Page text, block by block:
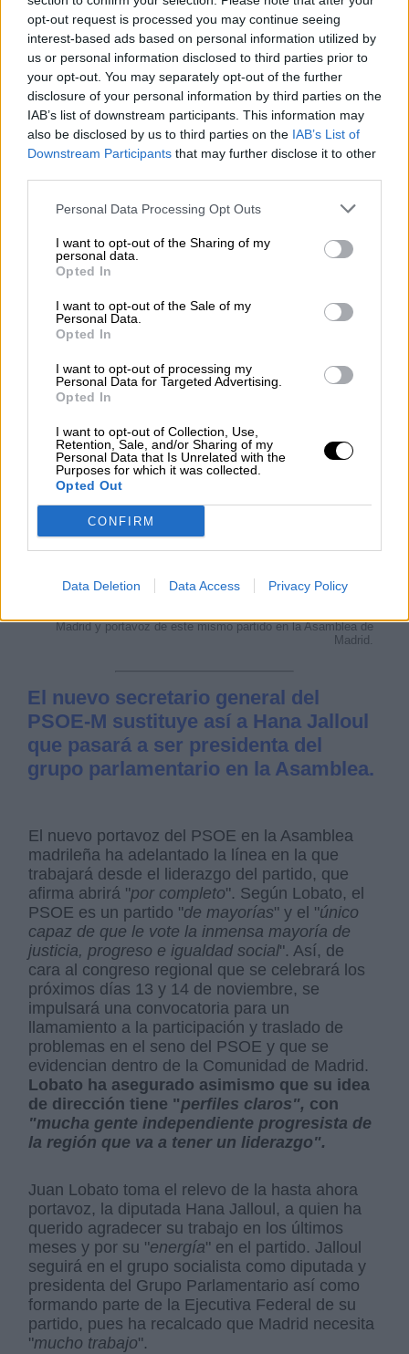
opt-out request is processed you may continue seeing
interest-based ads based on personal information utilized by
us or personal information disclosed to third parties prior to
your opt-out. You may separately opt-out of the further
disclosure of your personal information by third parties on the
IAB’s list of downstream participants. This information may
also be disclosed by us to third parties on the IAB’s List of
Downstream Participants that may further disclose it to other
Personal Data Processing Opt Outs
I want to opt-out of the Sharing of my
personal data.
Opted In
I want to opt-out of the Sale of my
Personal Data.
Opted In
I want to opt-out of processing my
Personal Data for Targeted Advertising.
Opted In
I want to opt-out of Collection, Use,
Retention, Sale, and/or Sharing of my
Personal Data that Is Unrelated with the
Purposes for which it was collected.
Opted Out
CONFIRM
Data Deletion Data Access Privacy Policy
Juan Lobato asume la portavocía del
Grupo Parlamentario del PSOE en
Madrid
Juan Lobato, recién elegido secretario general del
PSOE por la Comunidad de Madrid, asumirá
también el cargo al frente de la Portavocía del
sustitución de Hana Jalloul. Lobato ha mostrado
se encargara de llevar la Portavocía del Grupo y el
liderazgo del PSOE-M, tendencia que aparejará
con una idea de partido "
AUTOR CELIA MARTÍN
Mas artículos del mismo autor/a
Madrid y portavoz de este mismo partido en la Asamblea de
Madrid.
El nuevo secretario general del
PSOE-M sustituye así a Hana Jalloul
que pasará a ser presidenta del
grupo parlamentario en la Asamblea.
El nuevo portavoz del PSOE en la Asamblea
madrileña ha adelantado la línea en la que
trabajará desde el liderazgo del partido, que
afirma abrirá "por completo". Según Lobato, el
PSOE es un partido "de mayorías" y el "único
capaz de que le vote la inmensa mayoría de
justicia, progreso e igualdad social". Así, de
cara al congreso regional que se celebrará los
próximos días 13 y 14 de noviembre, se
impulsará una convocatoria para un
llamamiento a la participación y traslado de
problemas en el seno del PSOE y que se
evidencian dentro de la Comunidad de Madrid.
Lobato ha asegurado asimismo que su idea
de dirección tiene "perfiles claros", con
"mucha gente independiente progresista de
la región que va a tener un liderazgo".
Juan Lobato toma el relevo de la hasta ahora
portavoz, la diputada Hana Jalloul, a quien ha
querido agradecer su trabajo en los últimos
meses y por su "energía" en el partido. Jalloul
seguirá en el grupo socialista como diputada y
presidenta del Grupo Parlamentario así como
formando parte de la Ejecutiva Federal de su
partido, pues ha recalcado que Madrid necesita
"mucho trabajo".